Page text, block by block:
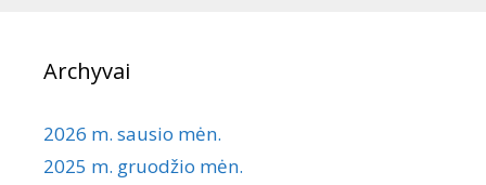
Archyvai
2026 m. sausio mėn.
2025 m. gruodžio mėn.